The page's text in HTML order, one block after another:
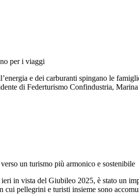
per i viaggi
e dei carburanti spingano le
di Federturismo Confindustria,
un turismo più armonico e sostenibile
in vista del Giubileo 2025, è stato un
pellegrini e turisti insieme sono